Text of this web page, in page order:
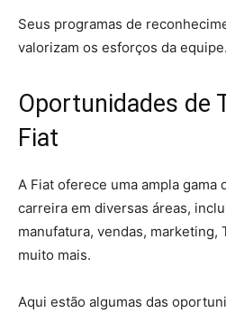
Seus programas de
valorizam os esforços da equipe.
Oportunidades de
Fiat
A Fiat oferece uma ampla gama
carreira em diversas áreas,
manufatura, vendas, marketing,
muito mais.
Aqui estão algumas das